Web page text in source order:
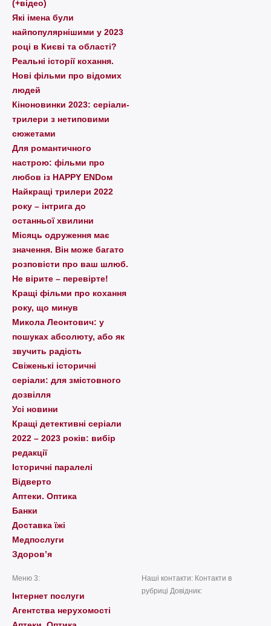
(+відео)
Які імена були
найпопулярнішими у 2023
році в Києві та області?
Реальні історії кохання.
Нові фільми про відомих
людей
Кіноновинки 2023: серіали-
трилери з нетиповими
сюжетами
Для романтичного
настрою: фільми про
любов із HAPPY ENDом
Найкращі трилери 2022
року – інтрига до
останньої хвилини
Місяць одруження має
значення. Він може багато
розповісти про ваш шлюб.
Не вірите – перевірте!
Кращі фільми про кохання
року, що минув
Микола Леонтович: у
пошуках абсолюту, або як
звучить радість
Свіженькі історичні
серіали: для змістовного
дозвілля
Усі новини
Кращі детективні серіали
2022 – 2023 років: вибір
редакції
Історичні паралелі
Відверто
Аптеки. Оптика
Банки
Доставка їжі
Медпослуги
Здоров’я
Меню 3:
Інтернет послуги
Агентства нерухомості
Наші контакти: Контакти в
рубриці Довідник: